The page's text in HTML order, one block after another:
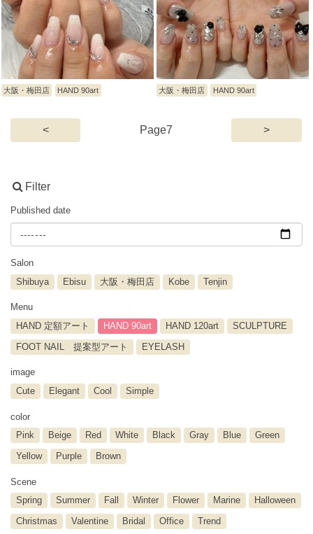
大阪・梅田店 HAND 90art 大阪・梅田店 HAND 90art
< 7(current) >
Filter
Published date
Salon
Shibuya
Ebisu 大阪・梅田店 Kobe Tenjin
Menu
HAND 定額アート
HAND 90art HAND 120art
SCULPTURE
FOOT NAIL 提案型アート
EYELASH
image
Cute
Elegant Cool Simple
color
Pink
Beige Red White Black Gray Blue
Green
Yellow
Purple Brown
Scene
Spring
Summer Fall Winter Flower Marine
Halloween
Christmas
Valentine Bridal Office Trend